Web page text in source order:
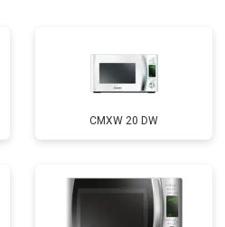
CMXW 20 DW